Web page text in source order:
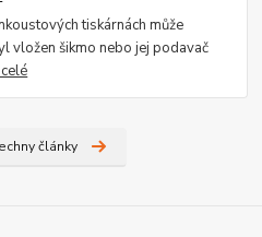
tiskárnách může
vložen šikmo nebo jej podavač
články